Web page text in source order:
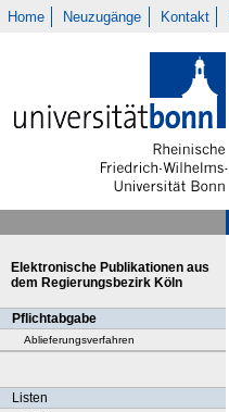
Home Neuzugänge Kontakt
Elektronische Publikationen aus
dem Regierungsbezirk Köln
Pflichtabgabe
Ablieferungsverfahren
Listen